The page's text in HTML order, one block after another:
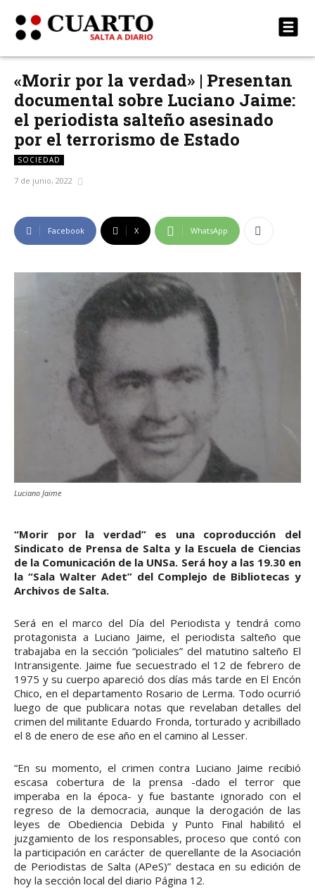
«Morir por la verdad» | Presentan
documental sobre Luciano Jaime:
el periodista salteño asesinado
por el terrorismo de Estado
SOCIEDAD
7 de junio, 2022
Facebook X WhatsApp
Luciano Jaime
“Morir por la verdad” es una coproducción del
Sindicato de Prensa de Salta y la Escuela de Ciencias
de la Comunicación de la UNSa. Será hoy a las 19.30 en
la “Sala Walter Adet” del Complejo de Bibliotecas y
Archivos de Salta.
Será en el marco del Día del Periodista y tendrá como
protagonista a Luciano Jaime, el periodista salteño que
trabajaba en la sección “policiales” del matutino salteño El
Intransigente. Jaime fue secuestrado el 12 de febrero de
1975 y su cuerpo apareció dos días más tarde en El Encón
Chico, en el departamento Rosario de Lerma. Todo ocurrió
luego de que publicara notas que revelaban detalles del
crimen del militante Eduardo Fronda, torturado y acribillado
el 8 de enero de ese año en el camino al Lesser.
“En su momento, el crimen contra Luciano Jaime recibió
escasa cobertura de la prensa -dado el terror que
imperaba en la época- y fue bastante ignorado con el
regreso de la democracia, aunque la derogación de las
leyes de Obediencia Debida y Punto Final habilitó el
juzgamiento de los responsables, proceso que contó con
la participación en carácter de querellante de la Asociación
de Periodistas de Salta (APeS)” destaca en su edición de
hoy la sección local del diario Página 12.